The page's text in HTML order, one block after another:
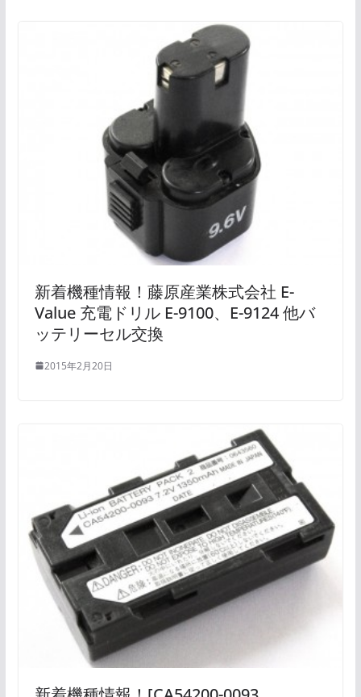
新着機種情報！藤原産業株式会社 E-
Value 充電ドリル E-9100、E-9124 他バ
ッテリーセル交換
2015年2月20日